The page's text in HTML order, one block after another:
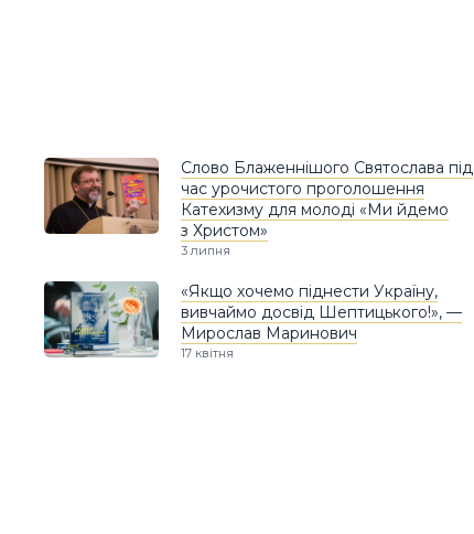
Слово Блаженнішого Святослава під
час урочистого проголошення
Катехизму для молоді «Ми йдемо
з Христом»
3 липня
«Якщо хочемо піднести Україну,
вивчаймо досвід Шептицького!», —
Мирослав Маринович
17 квітня